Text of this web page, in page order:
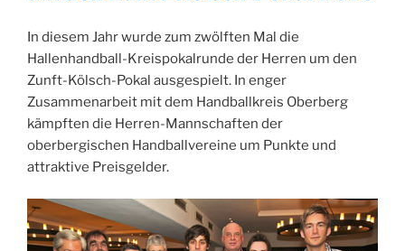
In diesem Jahr wurde zum zwölften Mal die
Hallenhandball-Kreispokalrunde der Herren um den
Zunft-Kölsch-Pokal ausgespielt. In enger
Zusammenarbeit mit dem Handballkreis Oberberg
kämpften die Herren-Mannschaften der
oberbergischen Handballvereine um Punkte und
attraktive Preisgelder.